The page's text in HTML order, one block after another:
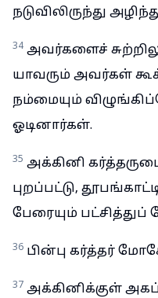
நடுவிலிருந்து
34 அவர்களைச்
யாவரும் அவர்கள்
நம்மையும்
ஓடினார்கள்.
35 அக்கினி
புறப்பட்டு,
பேரையும் பட்சித்துப்
36 பின்பு கர்த்தர்
37 அக்கினிக்குள்